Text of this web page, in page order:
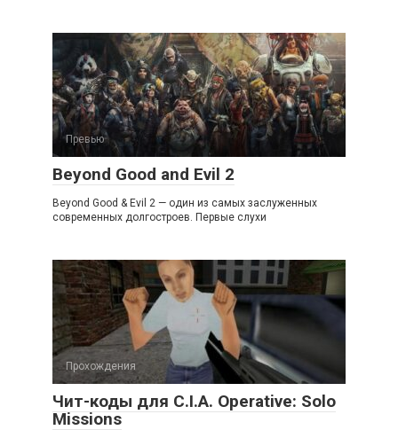
Превью
Beyond Good and Evil 2
Beyond Good & Evil 2 — один из самых заслуженных
современных долгостроев. Первые слухи
Прохождения
Чит-коды для C.I.A. Operative: Solo
Missions